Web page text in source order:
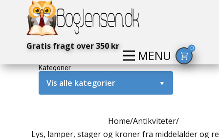
MENU
Gratis fragt over 350 kr 0
Kategorier
Vis alle kategorier ▼
Home/Antikviteter/
Lys, lamper, stager og kroner fra middelalder og